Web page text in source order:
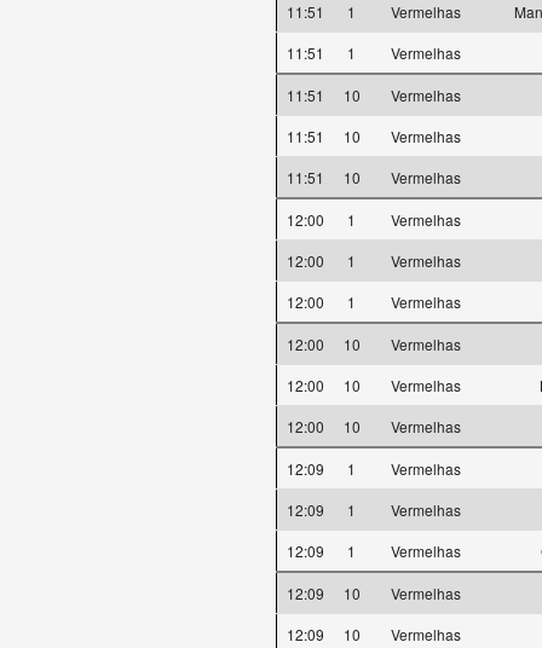
11:51
1 Vermelhas
11:51
1 Vermelhas
11:51 10
Vermelhas
11:51
10
Vermelhas
11:51
10 Vermelhas
12:00 1
Vermelhas
12:00
1
Vermelhas
12:00
1 Vermelhas
12:00 10
Vermelhas
12:00
10 Vermelhas
12:00
10 Vermelhas
12:09 1
Vermelhas
12:09
1
Vermelhas
12:09
1 Vermelhas
12:09 10
Vermelhas
12:09
10
Vermelhas